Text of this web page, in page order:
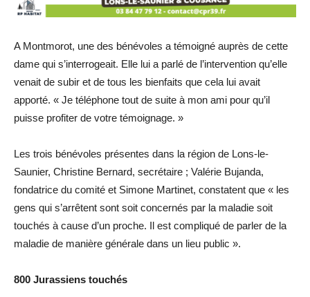
A Montmorot, une des bénévoles a témoigné auprès de cette
dame qui s’interrogeait. Elle lui a parlé de l’intervention qu’elle
venait de subir et de tous les bienfaits que cela lui avait
apporté. « Je téléphone tout de suite à mon ami pour qu’il
puisse profiter de votre témoignage. »
Les trois bénévoles présentes dans la région de Lons-le-
Saunier, Christine Bernard, secrétaire ; Valérie Bujanda,
fondatrice du comité et Simone Martinet, constatent que « les
gens qui s’arrêtent sont soit concernés par la maladie soit
touchés à cause d’un proche. Il est compliqué de parler de la
maladie de manière générale dans un lieu public ».
800 Jurassiens touchés